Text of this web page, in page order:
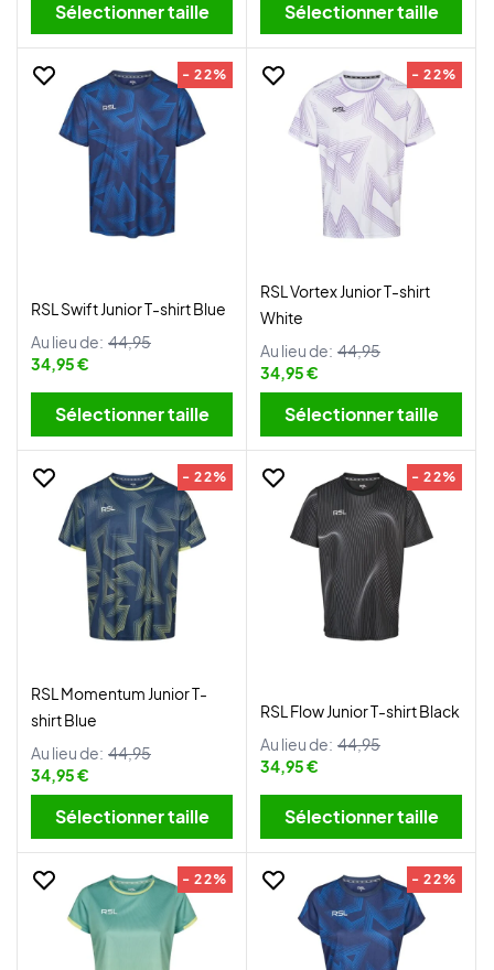
Sélectionner taille Sélectionner taille
- 22%
RSL Swift Junior T-shirt Blue
Au lieu de: 44,95
34,95 €
Sélectionner taille
- 22%
RSL Vortex Junior T-shirt
White
Au lieu de: 44,95
34,95 €
Sélectionner taille
- 22%
RSL Momentum Junior T-
shirt Blue
Au lieu de: 44,95
34,95 €
Sélectionner taille
- 22%
RSL Flow Junior T-shirt Black
Au lieu de: 44,95
34,95 €
Sélectionner taille
- 22% - 22%